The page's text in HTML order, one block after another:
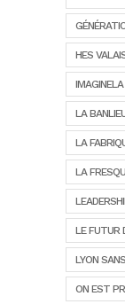
HES
IMAGINELA
LA
LA
LA
LE FUTUR
LYON
ON EST